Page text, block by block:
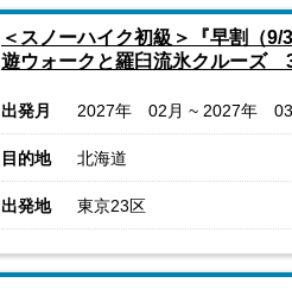
＜スノーハイク初級＞『早割（
遊ウォークと羅臼流氷クルーズ
出発月 2027年 02月 ~ 2027年 03
目的地 北海道
出発地 東京23区